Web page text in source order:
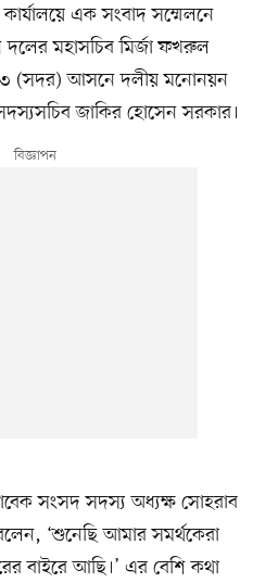
এক সংবাদ সম্মেলনে
দলের মহাসচিব মির্জা ফখরুল
৩ (সদর) আসনে দলীয় মনোনয়ন
জাকির হোসেন সরকার।
সংসদ সদস্য অধ্যক্ষ সোহরাব
‘শুনেছি আমার সমর্থকেরা
বাইরে আছি।’ এর বেশি কথা